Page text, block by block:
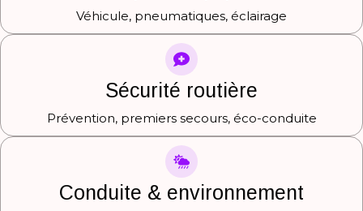
Véhicule, pneumatiques, éclairage
Sécurité routière
Prévention, premiers secours, éco-conduite
Conduite & environnement